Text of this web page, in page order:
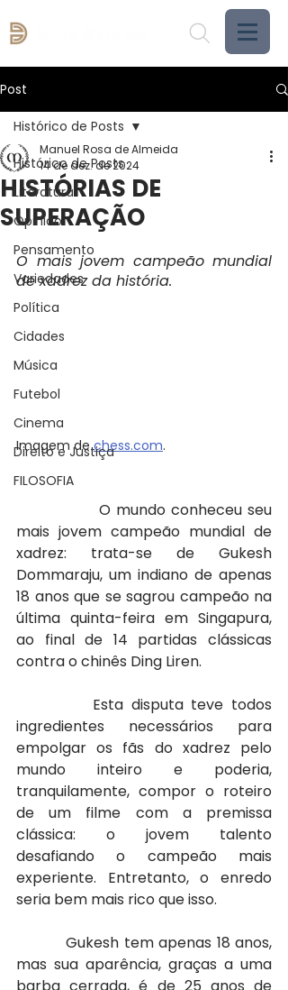
Post
Histórico de Posts
Literatura
Opinião
Pensamento
Variedades
Política
Cidades
Música
Futebol
Cinema
Direito e Justiça
FILOSOFIA
Histórico de Posts
HISTÓRIAS DE
SUPERAÇÃO
Manuel Rosa de Almeida
14 de dez. de 2024
O mais jovem campeão mundial
de xadrez da história.
Imagem de chess.com.
O mundo conheceu seu
mais jovem campeão mundial de
xadrez: trata-se de Gukesh
Dommaraju, um indiano de apenas
18 anos que se sagrou campeão na
última quinta-feira em Singapura,
ao final de 14 partidas clássicas
contra o chinês Ding Liren.
Esta disputa teve todos
ingredientes necessários para
empolgar os fãs do xadrez pelo
mundo inteiro e poderia,
tranquilamente, compor o roteiro
de um filme com a premissa
clássica: o jovem talento
desafiando o campeão mais
experiente. Entretanto, o enredo
seria bem mais rico que isso.
Gukesh tem apenas 18 anos,
mas sua aparência, graças a uma